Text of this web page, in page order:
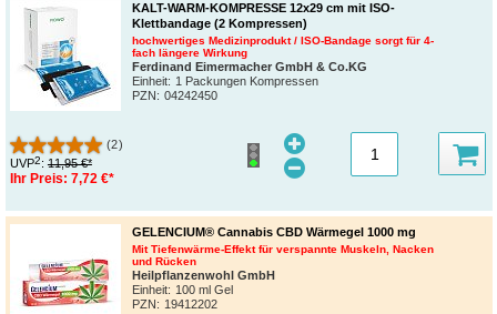
KALT-WARM-KOMPRESSE 12x29 cm mit ISO-
Klettbandage (2 Kompressen)
hochwertiges Medizinprodukt / ISO-Bandage sorgt für 4-
fach längere Wirkung
Ferdinand Eimermacher GmbH & Co.KG
Einheit: 1 Packungen Kompressen
PZN: 04242450
(2)
UVP2: 11,95 €*
Ihr Preis: 7,72 €*
GELENCIUM® Cannabis CBD Wärmegel 1000 mg
Mit Tiefenwärme-Effekt für verspannte Muskeln, Nacken
und Rücken
Heilpflanzenwohl GmbH
Einheit: 100 ml Gel
PZN: 19412202